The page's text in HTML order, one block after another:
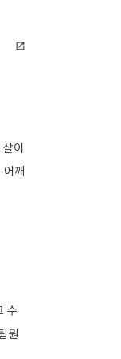
open_in_new
이
깨
수
원